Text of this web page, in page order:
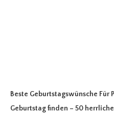
Beste Geburtstagswünsche Für
Geburtstag finden – 50